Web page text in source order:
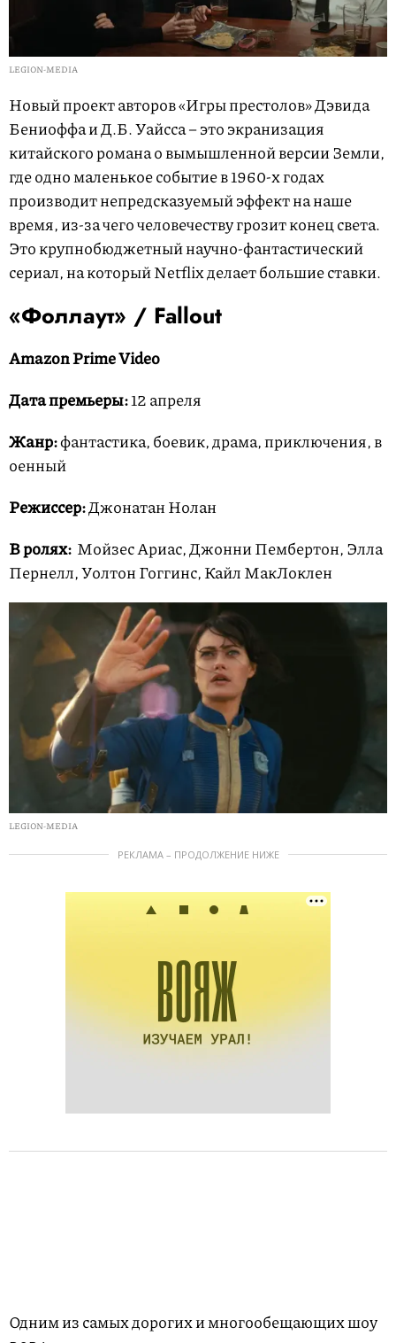
LEGION-MEDIA
Новый проект авторов «Игры престолов» Дэвида
Бениоффа и Д.Б. Уайсса – это экранизация
китайского романа о вымышленной версии Земли,
где одно маленькое событие в 1960-х годах
производит непредсказуемый эффект на наше
время, из-за чего человечеству грозит конец света.
Это крупнобюджетный научно-фантастический
сериал, на который Netflix делает большие ставки.
«Фоллаут» / Fallout
Amazon Prime Video
Дата премьеры:12 апреля
Жанр:фантастика, боевик, драма, приключения, в
оенный
Режиссер:Джонатан Нолан
В ролях: Мойзес Ариас, Джонни Пембертон, Элла
Пернелл, Уолтон Гоггинс, Кайл МакЛоклен
LEGION-MEDIA
РЕКЛАМА – ПРОДОЛЖЕНИЕ НИЖЕ
Одним из самых дорогих и многообещающих шоу